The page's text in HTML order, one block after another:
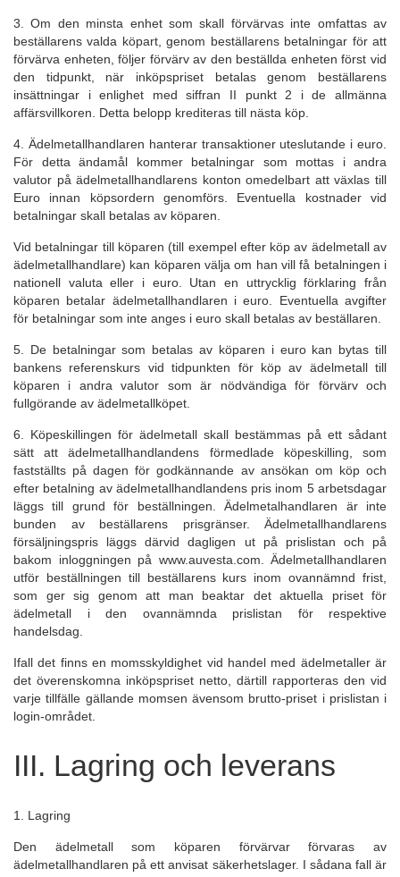
3. Om den minsta enhet som skall förvärvas inte omfattas av
beställarens valda köpart, genom beställarens betalningar för att
förvärva enheten, följer förvärv av den beställda enheten först vid
den tidpunkt, när inköpspriset betalas genom beställarens
insättningar i enlighet med siffran II punkt 2 i de allmänna
affärsvillkoren. Detta belopp krediteras till nästa köp.
4. Ädelmetallhandlaren hanterar transaktioner uteslutande i euro.
För detta ändamål kommer betalningar som mottas i andra
valutor på ädelmetallhandlarens konton omedelbart att växlas till
Euro innan köpsordern genomförs. Eventuella kostnader vid
betalningar skall betalas av köparen.
Vid betalningar till köparen (till exempel efter köp av ädelmetall av
ädelmetallhandlare) kan köparen välja om han vill få betalningen i
nationell valuta eller i euro. Utan en uttrycklig förklaring från
köparen betalar ädelmetallhandlaren i euro. Eventuella avgifter
för betalningar som inte anges i euro skall betalas av beställaren.
5. De betalningar som betalas av köparen i euro kan bytas till
bankens referenskurs vid tidpunkten för köp av ädelmetall till
köparen i andra valutor som är nödvändiga för förvärv och
fullgörande av ädelmetallköpet.
6. Köpeskillingen för ädelmetall skall bestämmas på ett sådant
sätt att ädelmetallhandlandens förmedlade köpeskilling, som
fastställts på dagen för godkännande av ansökan om köp och
efter betalning av ädelmetallhandlandens pris inom 5 arbetsdagar
läggs till grund för beställningen. Ädelmetalhandlaren är inte
bunden av beställarens prisgränser. Ädelmetallhandlarens
försäljningspris läggs därvid dagligen ut på prislistan och på
bakom inloggningen på www.auvesta.com. Ädelmetallhandlaren
utför beställningen till beställarens kurs inom ovannämnd frist,
som ger sig genom att man beaktar det aktuella priset för
ädelmetall i den ovannämnda prislistan för respektive
handelsdag.
Ifall det finns en momsskyldighet vid handel med ädelmetaller är
det överenskomna inköpspriset netto, därtill rapporteras den vid
varje tillfälle gällande momsen ävensom brutto-priset i prislistan i
login-området.
III. Lagring och leverans
1. Lagring
Den ädelmetall som köparen förvärvar förvaras av
ädelmetallhandlaren på ett anvisat säkerhetslager. I sådana fall är